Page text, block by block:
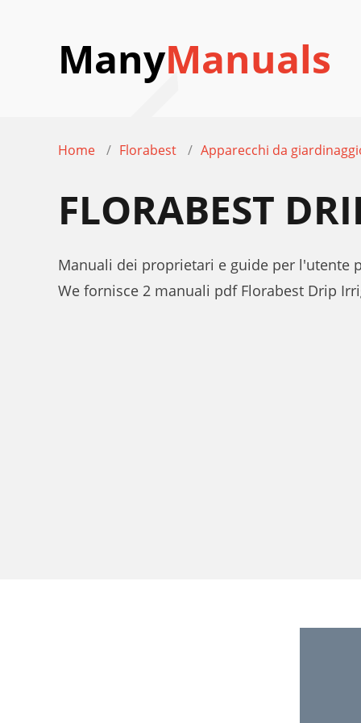
ManyManuals
Home Florabest Apparecchi da
FLORABEST
Manuali dei proprietari e guide per l'utente
We fornisce 2 manuali pdf Florabest Drip